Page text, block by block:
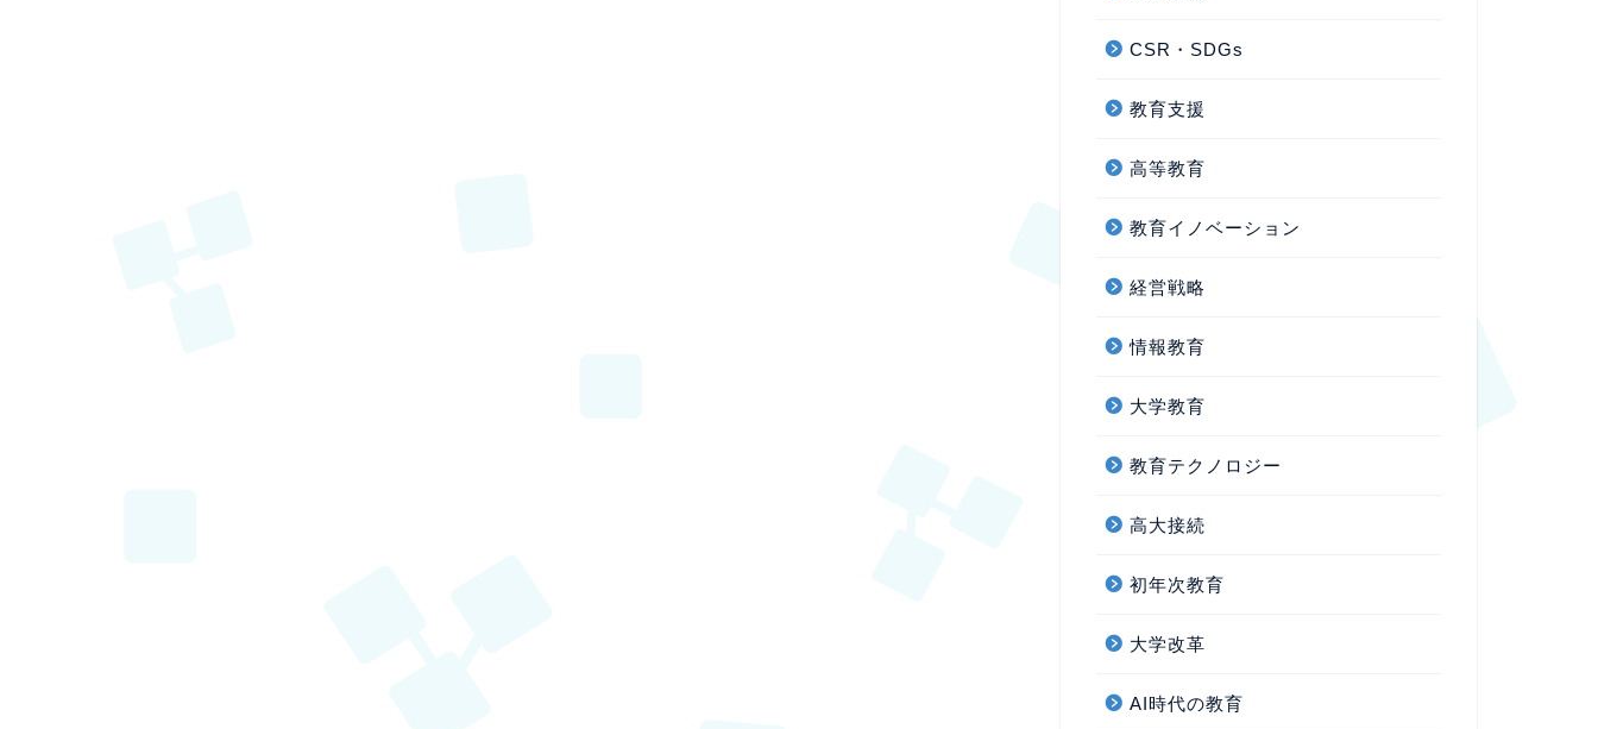
CSR・SDGs
教育支援
高等教育
教育イノベーション
経営戦略
情報教育
大学教育
教育テクノロジー
高大接続
初年次教育
大学改革
AI時代の教育